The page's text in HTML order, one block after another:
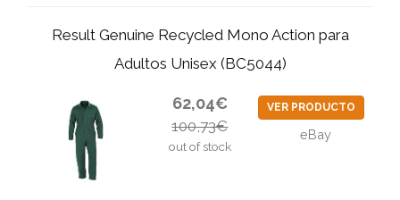
Result Genuine Recycled Mono Action para
Adultos Unisex (BC5044)
62,04€
100,73€
out of stock
VER PRODUCTO
eBay